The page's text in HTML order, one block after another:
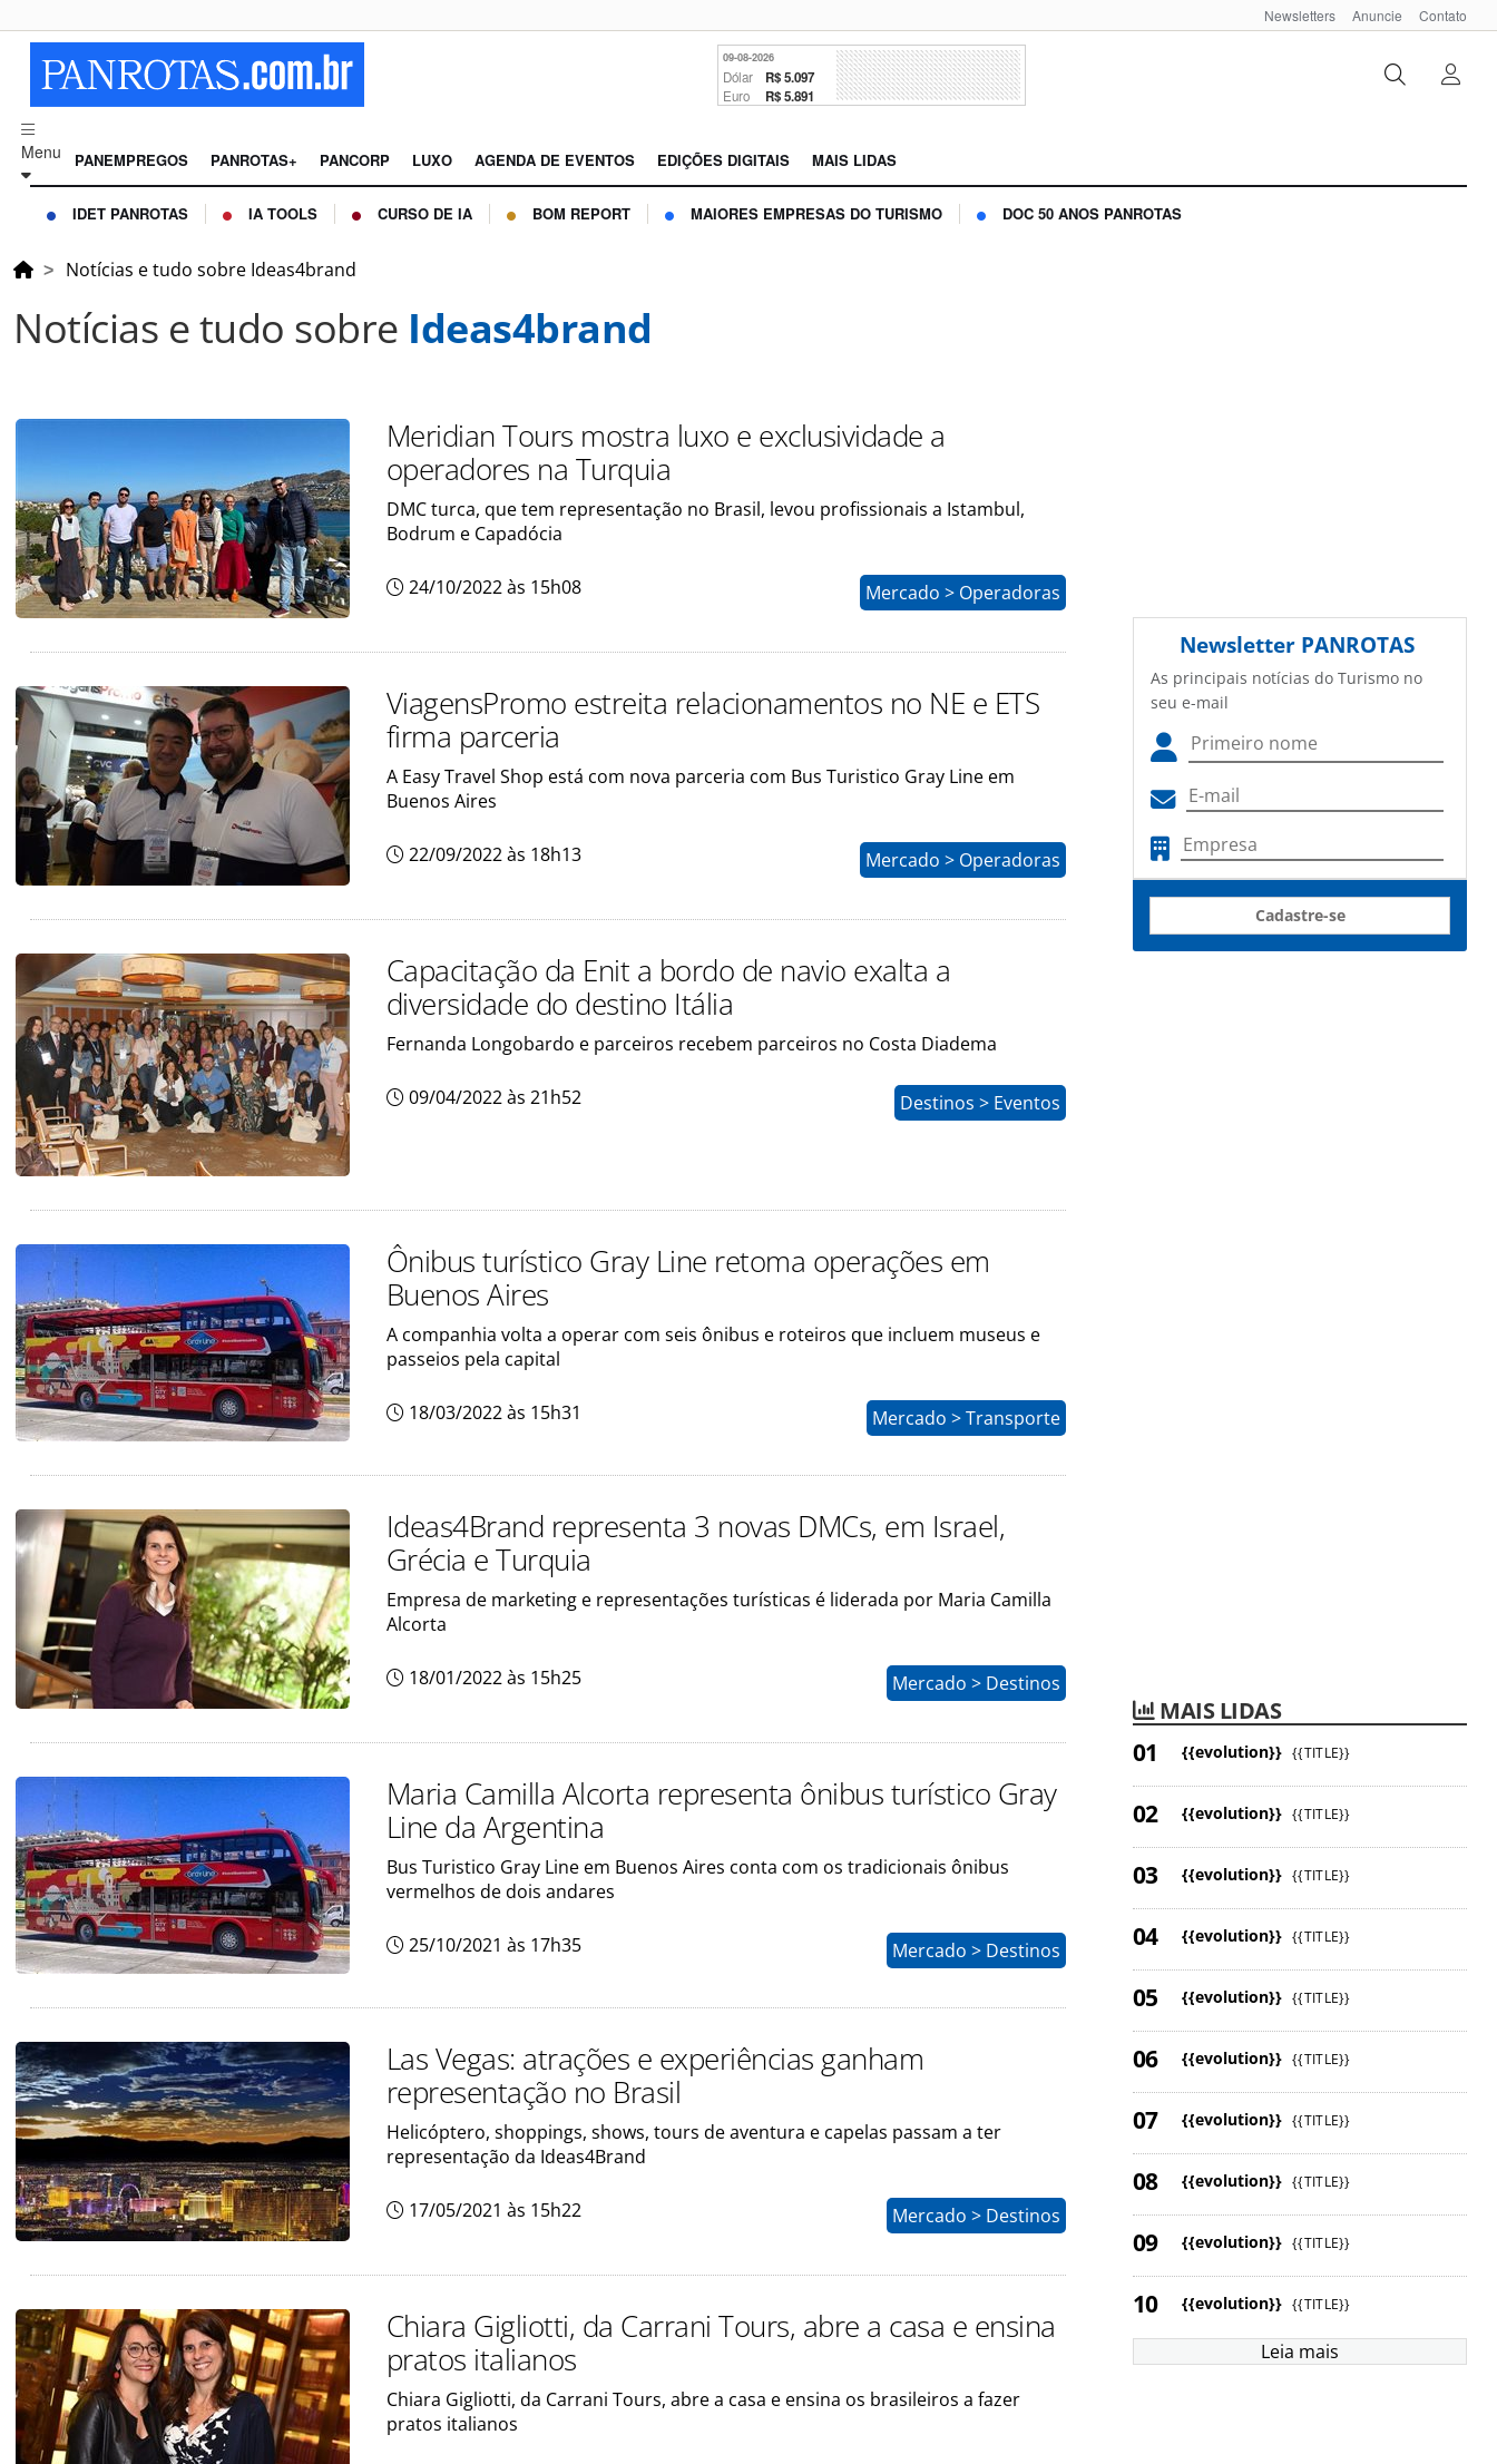
Newsletters Anuncie Contato
09-08-2026
Dólar R$ 5.097
Euro R$ 5.891
Menu PANEMPREGOS PANROTAS+ PANCORP LUXO AGENDA DE EVENTOS EDIÇÕES DIGITAIS MAIS LIDAS
IDET PANROTAS IA TOOLS CURSO DE IA BOM REPORT MAIORES EMPRESAS DO TURISMO DOC 50 ANOS PANROTAS
Notícias e tudo sobre Ideas4brand
Notícias e tudo sobre Ideas4brand
Meridian Tours mostra luxo e exclusividade a
operadores na Turquia
DMC turca, que tem representação no Brasil, levou profissionais a Istambul,
Bodrum e Capadócia
24/10/2022 às 15h08 Mercado > Operadoras
ViagensPromo estreita relacionamentos no NE e ETS
firma parceria
A Easy Travel Shop está com nova parceria com Bus Turistico Gray Line em
Buenos Aires
22/09/2022 às 18h13 Mercado > Operadoras
Capacitação da Enit a bordo de navio exalta a
diversidade do destino Itália
Fernanda Longobardo e parceiros recebem parceiros no Costa Diadema
09/04/2022 às 21h52 Destinos > Eventos
Ônibus turístico Gray Line retoma operações em
Buenos Aires
A companhia volta a operar com seis ônibus e roteiros que incluem museus e
passeios pela capital
18/03/2022 às 15h31 Mercado > Transporte
Ideas4Brand representa 3 novas DMCs, em Israel,
Grécia e Turquia
Empresa de marketing e representações turísticas é liderada por Maria Camilla
Alcorta
18/01/2022 às 15h25 Mercado > Destinos
Maria Camilla Alcorta representa ônibus turístico Gray
Line da Argentina
Bus Turistico Gray Line em Buenos Aires conta com os tradicionais ônibus
vermelhos de dois andares
25/10/2021 às 17h35 Mercado > Destinos
Las Vegas: atrações e experiências ganham
representação no Brasil
Helicóptero, shoppings, shows, tours de aventura e capelas passam a ter
representação da Ideas4Brand
17/05/2021 às 15h22 Mercado > Destinos
Chiara Gigliotti, da Carrani Tours, abre a casa e ensina
pratos italianos
Chiara Gigliotti, da Carrani Tours, abre a casa e ensina os brasileiros a fazer
pratos italianos
Newsletter PANROTAS
As principais notícias do Turismo no
seu e-mail
Cadastre-se
MAIS LIDAS
{{evolution}} {{TITLE}}
{{evolution}} {{TITLE}}
{{evolution}} {{TITLE}}
{{evolution}} {{TITLE}}
{{evolution}} {{TITLE}}
{{evolution}} {{TITLE}}
{{evolution}} {{TITLE}}
{{evolution}} {{TITLE}}
{{evolution}} {{TITLE}}
{{evolution}} {{TITLE}}
Leia mais